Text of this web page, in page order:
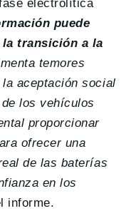
electrolítica
puede
transición a la
temores
aceptación social
los vehículos
proporcionar
ofrecer una
de las baterías
en los
informe.